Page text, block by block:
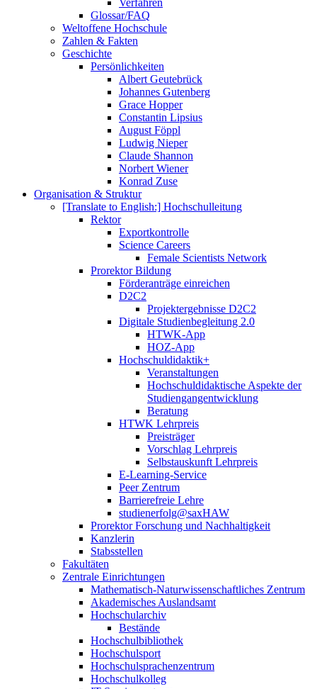
Verfahren
Glossar/FAQ
Weltoffene Hochschule
Zahlen & Fakten
Geschichte
Persönlichkeiten
Albert Geutebrück
Johannes Gutenberg
Grace Hopper
Constantin Lipsius
August Föppl
Ludwig Nieper
Claude Shannon
Norbert Wiener
Konrad Zuse
Organisation & Struktur
[Translate to English:] Hochschulleitung
Rektor
Exportkontrolle
Science Careers
Female Scientists Network
Prorektor Bildung
Förderanträge einreichen
D2C2
Projektergebnisse D2C2
Digitale Studienbegleitung 2.0
HTWK-App
HOZ-App
Hochschuldidaktik+
Veranstaltungen
Hochschuldidaktische Aspekte der
Studiengangentwicklung
Beratung
HTWK Lehrpreis
Preisträger
Vorschlag Lehrpreis
Selbstauskunft Lehrpreis
E-Learning-Service
Peer Zentrum
Barrierefreie Lehre
studienerfolg@saxHAW
Prorektor Forschung und Nachhaltigkeit
Kanzlerin
Stabsstellen
Fakultäten
Zentrale Einrichtungen
Mathematisch-Naturwissenschaftliches Zentrum
Akademisches Auslandsamt
Hochschularchiv
Bestände
Hochschulbibliothek
Hochschulsport
Hochschulsprachenzentrum
Hochschulkolleg